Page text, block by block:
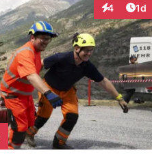
4 1d